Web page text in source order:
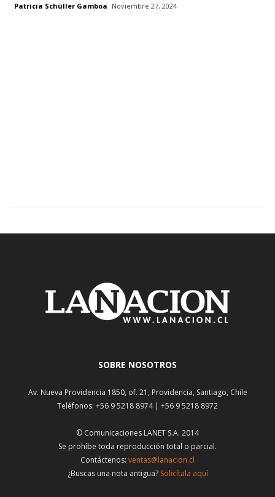
Patricia Schüller Gamboa Noviembre 27, 2024
SOBRE NOSOTROS
Av. Nueva Providencia 1850, of. 21, Providencia, Santiago, Chile
Teléfonos: +56 9 5218 8974 | +56 9 5218 8972
© Comunicaciones LANET S.A. 2014
Se prohíbe toda reproducción total o parcial.
Contáctenos: ventas@lanacion.cl
¿Buscas una nota antigua? Solicítala aquí